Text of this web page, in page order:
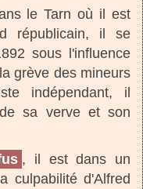
le Tarn où il est
républicain, il se
sous l'influence
grève des mineurs
indépendant, il
sa verve et son
, il est dans un
culpabilité d'Alfred